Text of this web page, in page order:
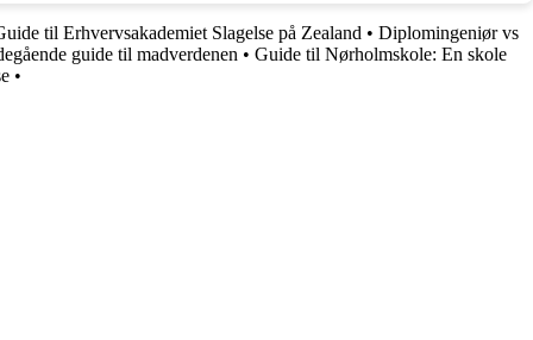
til Erhvervsakademiet Slagelse på Zealand • Diplomingeniør vs
guide til madverdenen • Guide til Nørholmskole: En skole
•